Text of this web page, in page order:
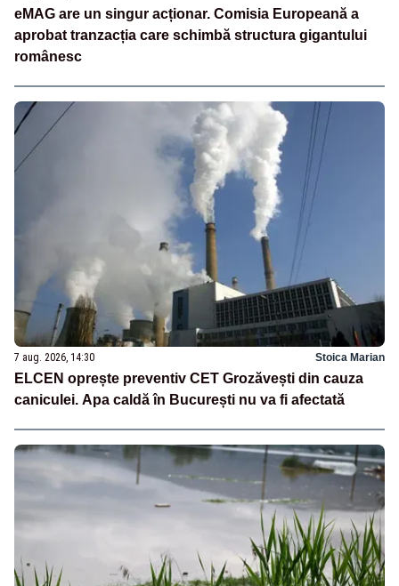
eMAG are un singur acționar. Comisia Europeană a
aprobat tranzacția care schimbă structura gigantului
românesc
7 aug. 2026, 14:30 Stoica Marian
ELCEN oprește preventiv CET Grozăvești din cauza
caniculei. Apa caldă în București nu va fi afectată